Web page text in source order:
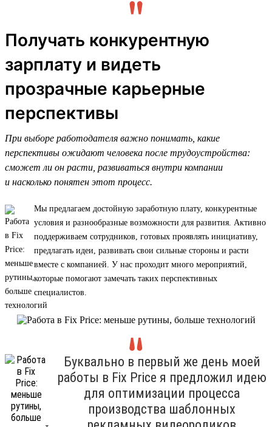
Получать конкурентную
зарплату и видеть
прозрачные карьерные
перспективы
При выборе работодателя важно понимать, какие
перспективы ожидают человека после трудоустройства:
сможет ли он расти, развиваться внутри компании
и насколько понятен этот процесс.
Мы предлагаем достойную заработную плату, конкурентные
условия и разнообразные возможности для развития. Активно
поддерживаем сотрудников, готовых проявлять инициативу,
предлагать идеи, развивать свои сильные стороны и расти
вместе с компанией. У нас проходит много мероприятий,
которые помогают замечать таких перспективных
специалистов.
Буквально в первый же день моей
работы в Fix Price я предложил идею
для оптимизации процесса
производства шаблонных